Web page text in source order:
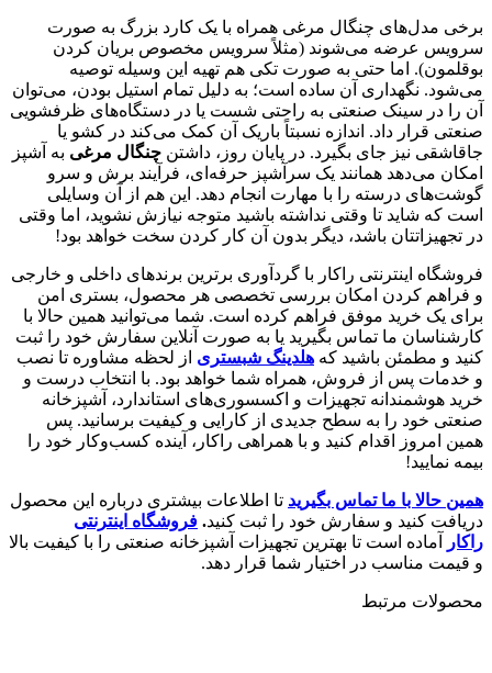
برخی مدل‌های چنگال مرغی همراه با یک کارد بزرگ به صورت
سرویس عرضه می‌شوند (مثلاً سرویس مخصوص بریان کردن
بوقلمون). اما حتی به صورت تکی هم تهیه این وسیله توصیه
می‌شود. نگهداری آن ساده است؛ به دلیل تمام استیل بودن، می‌توان
آن را در سینک صنعتی به راحتی شست یا در دستگاه‌های ظرفشویی
صنعتی قرار داد. اندازه نسبتاً باریک آن کمک می‌کند در کشو یا
جاقاشقی نیز جای بگیرد. در پایان روز، داشتن چنگال مرغی به آشپز
امکان می‌دهد همانند یک سرآشپز حرفه‌ای، فرآیند برش و سرو
گوشت‌های درسته را با مهارت انجام دهد. این هم از آن وسایلی
است که شاید تا وقتی نداشته باشید متوجه نیازش نشوید، اما وقتی
در تجهیزاتتان باشد، دیگر بدون آن کار کردن سخت خواهد بود!
فروشگاه اینترنتی راکار با گردآوری برترین برندهای داخلی و خارجی
و فراهم کردن امکان بررسی تخصصی هر محصول، بستری امن
برای یک خرید موفق فراهم کرده است. شما می‌توانید همین حالا با
کارشناسان ما تماس بگیرید یا به صورت آنلاین سفارش خود را ثبت
کنید و مطمئن باشید که هلدینگ شبستری از لحظه مشاوره تا نصب
و خدمات پس از فروش، همراه شما خواهد بود. با انتخاب درست و
خرید هوشمندانه تجهیزات و اکسسوری‌های استاندارد، آشپزخانه
صنعتی خود را به سطح جدیدی از کارایی و کیفیت برسانید. پس
همین امروز اقدام کنید و با همراهی راکار، آینده کسب‌وکار خود را
بیمه نمایید!
همین حالا با ما تماس بگیرید تا اطلاعات بیشتری درباره این محصول
دریافت کنید و سفارش خود را ثبت کنید. فروشگاه اینترنتی
راکار
آماده است تا بهترین تجهیزات آشپزخانه صنعتی را با کیفیت بالا
و قیمت مناسب در اختیار شما قرار دهد.
محصولات مرتبط